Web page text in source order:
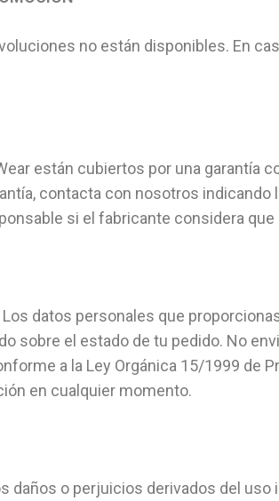
no están disponibles. En
están cubiertos por una garantía
contacta con nosotros
si el fabricante considera
datos personales que
sobre el estado de tu pedido. No
a la Ley Orgánica 15/1999 de
en cualquier momento.
daños o perjuicios derivados del